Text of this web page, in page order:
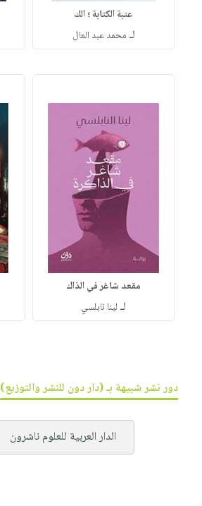
عتبة الكتابة ؛ الك
لـ محمد عبد العال
مقعد شاغر في الذاك
لـ لينا نابلسي
دور نشر شبيهة بـ (دار دون للنشر والتوزيع)
الدار العربية للعلوم ناشرون